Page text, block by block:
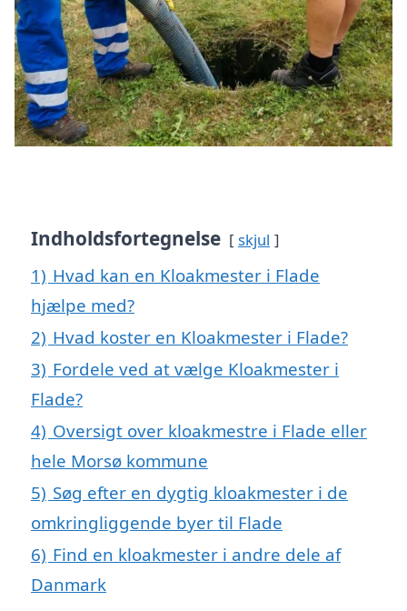
Indholdsfortegnelse skjul
1) Hvad kan en Kloakmester i Flade
hjælpe med?
2) Hvad koster en Kloakmester i Flade?
3) Fordele ved at vælge Kloakmester i
Flade?
4) Oversigt over kloakmestre i Flade eller
hele Morsø kommune
5) Søg efter en dygtig kloakmester i de
omkringliggende byer til Flade
6) Find en kloakmester i andre dele af
Danmark